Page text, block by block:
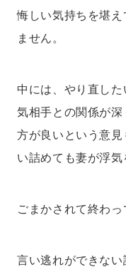
悔しい気持ちを堪
ません。
中には、やり直し
気相手との関係が
方が良いという意
い詰めても妻が浮気
ごまかされて終わっ
言い逃れができな